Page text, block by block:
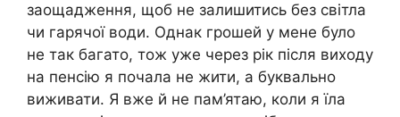
заощадження, щоб не залишитись без світла
чи гарячої води. Однак грошей у мене було
не так багато, тож уже через рік після виходу
на пенсію я почала не жити, а буквально
виживати. Я вже й не пам’ятаю, коли я їла